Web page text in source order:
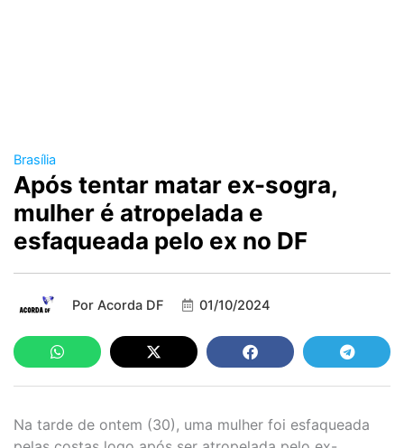
Brasília
Após tentar matar ex-sogra,
mulher é atropelada e
esfaqueada pelo ex no DF
Por Acorda DF 01/10/2024
Na tarde de ontem (30), uma mulher foi esfaqueada